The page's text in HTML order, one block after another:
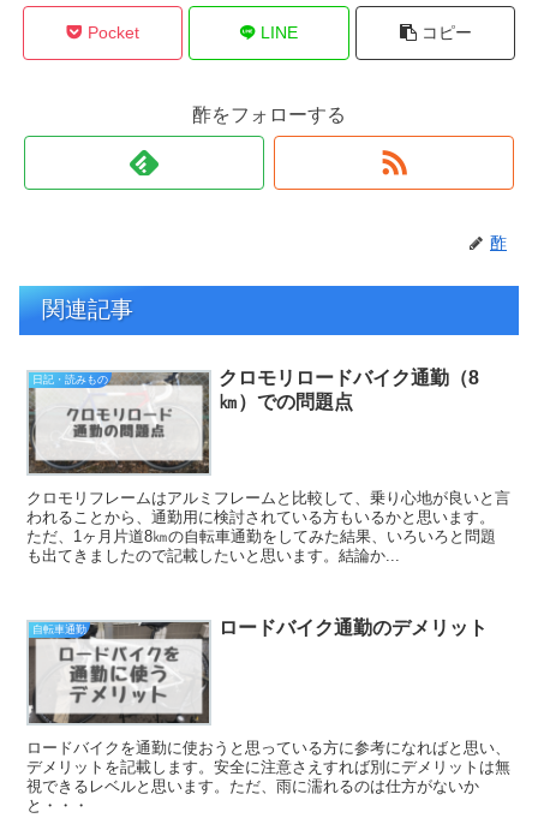
Pocket LINE コピー
酢をフォローする
酢
関連記事
日記・読みもの
クロモリロードバイク通勤（8
㎞）での問題点
クロモリフレームはアルミフレームと比較して、乗り心地が良いと言
われることから、通勤用に検討されている方もいるかと思います。
ただ、1ヶ月片道8㎞の自転車通勤をしてみた結果、いろいろと問題
も出てきましたので記載したいと思います。結論か...
自転車通勤 ロードバイク通勤のデメリット
ロードバイクを通勤に使おうと思っている方に参考になればと思い、
デメリットを記載します。安全に注意さえすれば別にデメリットは無
視できるレベルと思います。ただ、雨に濡れるのは仕方がないか
と・・・